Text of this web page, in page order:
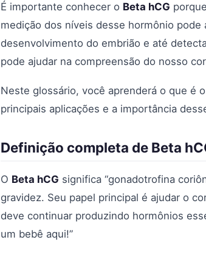
É importante conhecer o Beta hCG
medição dos níveis desse hormônio
desenvolvimento do embrião e até
pode ajudar na compreensão do nosso
Neste glossário, você aprenderá o que é o
principais aplicações e a importância
Definição completa de Beta
O Beta hCG significa “gonadotrofina
gravidez. Seu papel principal é ajudar o
deve continuar produzindo hormônios
um bebê aqui!”